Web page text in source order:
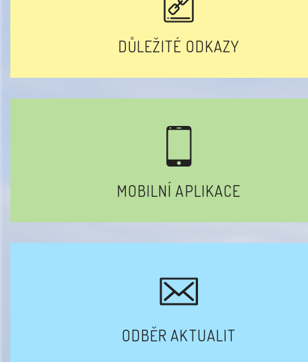
DŮLEŽITÉ ODKAZY
MOBILNÍ APLIKACE
ODBĚR AKTUALIT